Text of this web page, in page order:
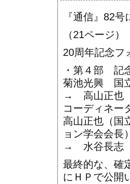
『通信』82
（21ページ）
20周年記念フ
・第４部 記
菊池光興 国
→ 高山正也
コーディネ
高山正也（国
ョン学会会長
→ 水谷長志（
最終的な、確
にＨＰで公開